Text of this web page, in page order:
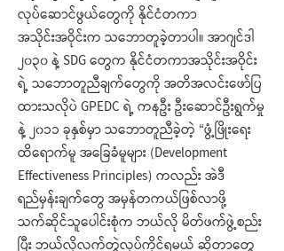
လုပ်ဆောင်ဖွယ်တွေကို နိုင်ငံတကာ
အသိုင်းအဝိုင်းက သဘောတူခဲ့တာပါ။ အာဂျင်ဒါ
၂၀၃၀ နဲ့ SDG တွေက နိုင်ငံတကာအသိုင်းအဝိုင်း
ရဲ့ သဘောတူညီချက်တွေကို အတိအလင်းဖော်ပြ
ထားသလိုပဲ GPEDC ရဲ့ ကနဦး ဦးဆောင်ဦးရွက်မှု
နဲ့ ၂၀၁၁ ခုနှစ်မှာ သဘောတူညီခဲ့တဲ့ “ဖွံ့ဖြိုးရေး
ထိရောက်မူ အခြေခံမူများ (Development
Effectiveness Principles) ကလည်း အဲဒီ
ရည်မှန်းချက်တွေ အမှန်တကယ်ဖြစ်လာဖို့
သက်ဆိုင်သူပေါင်းစုံက ဘယ်လို မိတ်ဖက်ဖွဲ့စည်း